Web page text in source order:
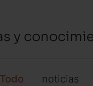
y
Todo noticias